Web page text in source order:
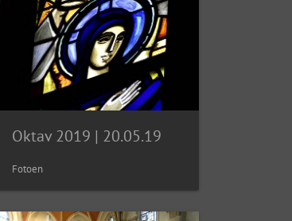
Oktav 2019 | 20.05.19
Fotoen